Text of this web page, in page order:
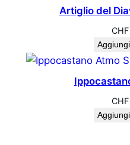
Artiglio del
CHF
CHF